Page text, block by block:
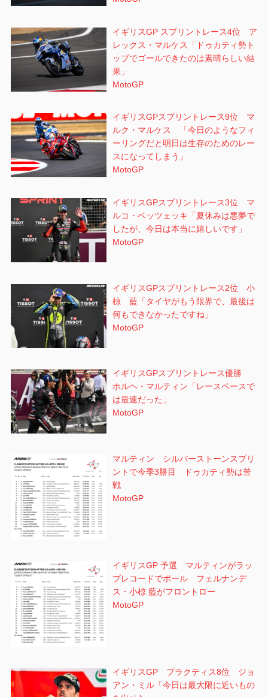
イギリスGP スプリントレース4位 ア
レックス・マルケス「ドゥカティ勢ト
ップでゴールできたのは素晴らしい結
果」
MotoGP
イギリスGPスプリントレース9位 マ
ルク・マルケス 「今日のようなフィ
ーリングだと明日は生存のためのレー
スになってしまう」
MotoGP
イギリスGPスプリントレース3位 マ
ルコ・ベッツェッキ「夏休みは悪夢で
したが、今日は本当に嬉しいです」
MotoGP
イギリスGPスプリントレース2位 小
椋 藍「タイヤがもう限界で、最後は
何もできなかったですね」
MotoGP
イギリスGPスプリントレース優勝
ホルヘ・マルティン「レースペースで
は最速だった」
MotoGP
マルティン シルバーストーンスプリ
ントで今季3勝目 ドゥカティ勢は苦
戦
MotoGP
イギリスGP 予選 マルティンがラッ
プレコードでポール フェルナンデ
ス・小椋 藍がフロントロー
MotoGP
イギリスGP プラクティス8位 ジョ
アン・ミル「今日は最大限に近いもの